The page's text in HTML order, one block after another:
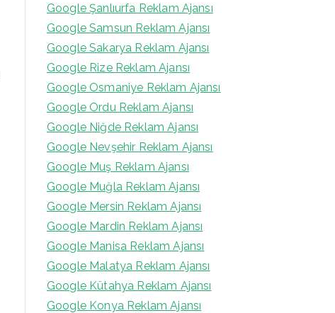
Google Şanlıurfa Reklam Ajansı
Google Samsun Reklam Ajansı
Google Sakarya Reklam Ajansı
Google Rize Reklam Ajansı
Google Osmaniye Reklam Ajansı
Google Ordu Reklam Ajansı
Google Niğde Reklam Ajansı
Google Nevşehir Reklam Ajansı
Google Muş Reklam Ajansı
Google Muğla Reklam Ajansı
Google Mersin Reklam Ajansı
Google Mardin Reklam Ajansı
Google Manisa Reklam Ajansı
Google Malatya Reklam Ajansı
Google Kütahya Reklam Ajansı
Google Konya Reklam Ajansı